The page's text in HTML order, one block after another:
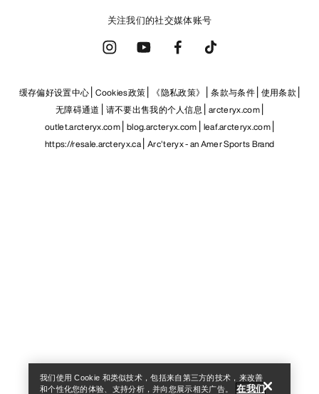
关注我们的社交媒体账号
缓存偏好设置中心 Cookies政策 《隐私政策》 条款与条件 使用条款
无障碍通道
请不要出售我的个人信息 arcteryx.com
outlet.arcteryx.com blog.arcteryx.com leaf.arcteryx.com
https://resale.arcteryx.ca Arc'teryx - an Amer Sports Brand
我们使用 Cookie 和类似技术，包括来自第三方的技术，来改善
和个性化您的体验、支持分析，并向您展示相关广告。
在我们